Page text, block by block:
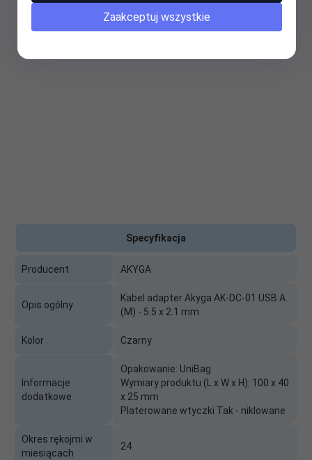
Specyfikacja
Producent AKYGA
Opis ogólny
Kabel adapter Akyga AK-DC-01 USB A
(M) - 5.5 x 2.1 mm
Kolor Czarny
Informacje
dodatkowe
Opakowanie: UniBag
Wymiary produktu (L x W x H): 100 x 40
x 25 mm
Platerowane wtyczki Tak - niklowane
Okres rękojmi w
miesiącach
24
Zaakceptuj wszystkie